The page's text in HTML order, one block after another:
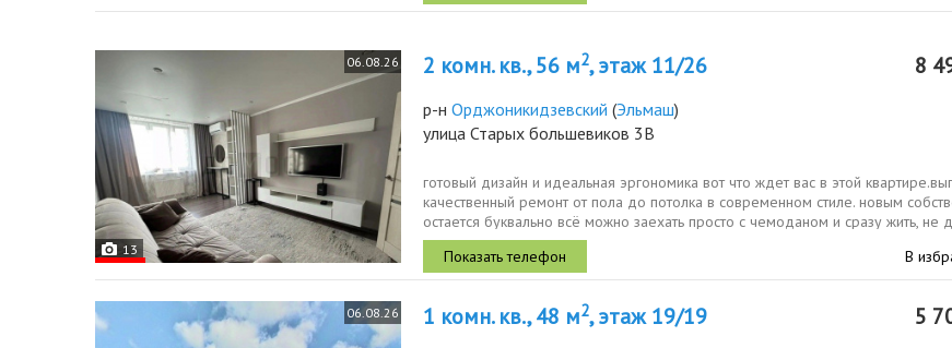
06.08.26
13
2 комн. кв., 56 м2, этаж 11/26 8
р-н Орджоникидзевский (Эльмаш)
улица Старых большевиков 3В
готовый дизайн и идеальная эргономика вот что ждет вас в этой
качественный ремонт от пола до потолка в современном стиле. новым
остается буквально всё можно заехать просто с чемоданом и сразу жить, не
ремонте...
В
06.08.26 1 комн. кв., 48 м2, этаж 19/19 5